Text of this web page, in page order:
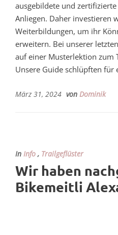
ausgebildete und
Anliegen. Daher investieren
Weiterbildungen, um ihr
erweitern. Bei unserer
auf einer Musterlektion zum
Unsere Guide schlüpften für
März 31, 2024 von Dominik
In Info , Trailgeflüster
Wir haben
Bikemeitli